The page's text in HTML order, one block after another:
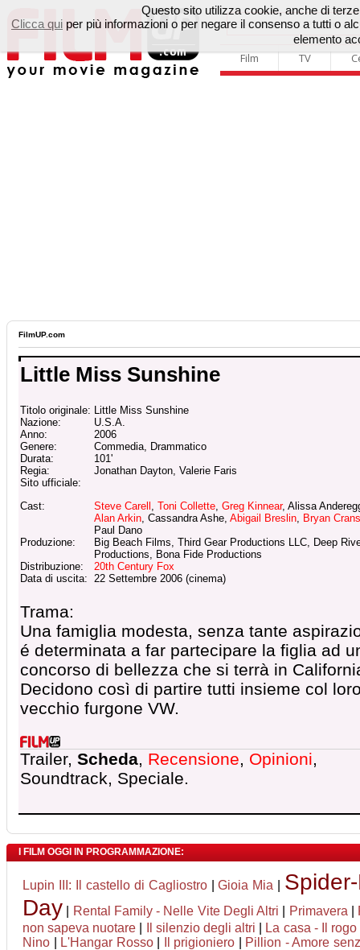
Film TV
FilmUP.com
Little Miss Sunshine
Titolo originale: Little Miss Sunshine
Nazione:
U.S.A.
Anno:
2006
Genere:
Commedia, Drammatico
Durata:
101'
Regia:
Jonathan Dayton, Valerie Faris
Sito ufficiale:
Cast:
Steve Carell , Toni Collette, Greg Kinnear, Alissa
Alan Arkin, Cassandra Ashe, Abigail Breslin, Bryan
Paul Dano
Produzione:
Big Beach Films, Third Gear Productions LLC, Deep
Productions, Bona Fide Productions
Distribuzione:
20th Century Fox
Data di uscita: 22 Settembre 2006 (cinema)
Trama:
Una famiglia modesta, senza tante
é determinata a far partecipare la figlia ad
concorso di bellezza che si terrà in
Decidono così di partire tutti insieme col
vecchio furgone VW.
Trailer, Scheda, Recensione, Opinioni,
Soundtrack, Speciale.
I FILM OGGI IN PROGRAMMAZIONE:
Lupin III: Il castello di Cagliostro|Gioia Mia
Day
Rental Family - Nelle Vite Degli Altri Primavera
non sapeva nuotare
Il silenzio degli altri
La casa - Il
Nino
L'Hangar Rosso| Il prigioniero
Pillion - Amore
Questo sito utilizza cookie, anche di
Clicca qui per più informazioni o per negare il consenso a tutti o
elemento